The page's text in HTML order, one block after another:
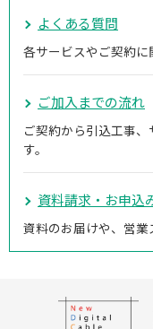
よくある質問
各サービスやご契約に
ご加入までの流れ
ご契約から引込工事
す。
資料請求・お申込
資料のお届けや、営業